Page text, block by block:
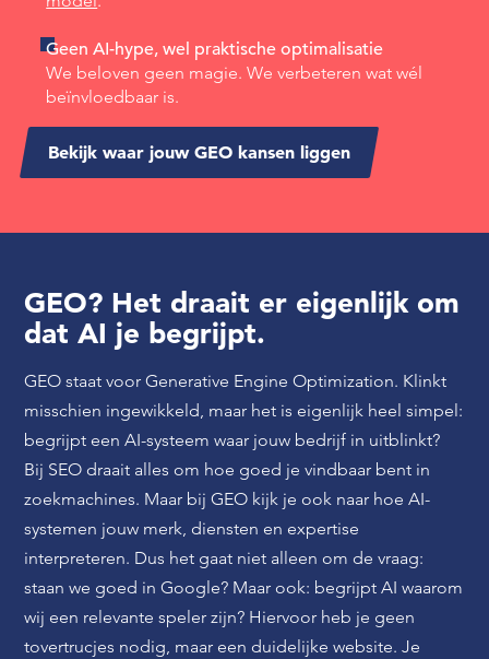
Geen AI-hype, wel praktische optimalisatie
We beloven geen magie. We verbeteren wat wél
beïnvloedbaar is.
Bekijk waar jouw GEO kansen liggen
GEO? Het draait er eigenlijk om
dat AI je begrijpt.
GEO staat voor Generative Engine Optimization. Klinkt
misschien ingewikkeld, maar het is eigenlijk heel simpel:
begrijpt een AI-systeem waar jouw bedrijf in uitblinkt?
Bij SEO draait alles om hoe goed je vindbaar bent in
zoekmachines. Maar bij GEO kijk je ook naar hoe AI-
systemen jouw merk, diensten en expertise
interpreteren. Dus het gaat niet alleen om de vraag:
staan we goed in Google? Maar ook: begrijpt AI waarom
wij een relevante speler zijn? Hiervoor heb je geen
tovertrucjes nodig, maar een duidelijke website. Je